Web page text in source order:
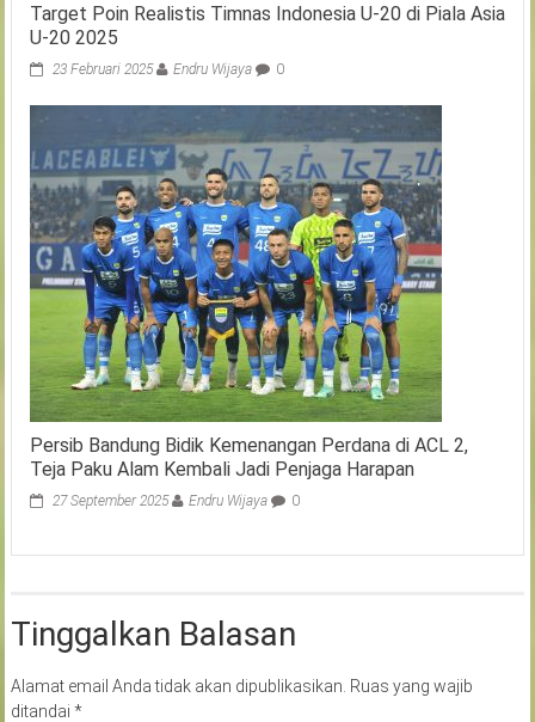
Target Poin Realistis Timnas Indonesia U-20 di Piala Asia
U-20 2025
23 Februari 2025 Endru Wijaya 0
Persib Bandung Bidik Kemenangan Perdana di ACL 2,
Teja Paku Alam Kembali Jadi Penjaga Harapan
27 September 2025 Endru Wijaya 0
Tinggalkan Balasan
Alamat email Anda tidak akan dipublikasikan. Ruas yang wajib
ditandai *